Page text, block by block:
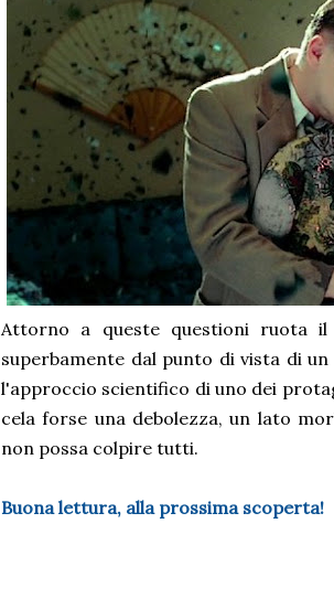
Attorno a queste questioni ruota
superbamente dal punto di vista di
l'approccio scientifico di uno dei
cela forse una debolezza, un lato
non possa colpire tutti.
Buona lettura, alla prossima scoperta!